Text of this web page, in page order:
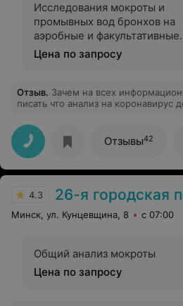
Исследования мокроты и
промывных вод бронхов на
аэробные и факультативные
анаэробные микроорганизмы
Цена по запросу
Отзыв. Зачем на всех
писать что анализ на коронавирус делается в течение
ответа не дают.
Отзывы42
4.3 26-я городская
Минск, ул. Кунцевщина, 8 с 07:00
Общий анализ мокроты
Цена по запросу